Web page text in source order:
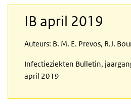
IB april 2019
Auteurs: B. M. E. Prevos, R.J.
Infectieziekten Bulletin,
april 2019